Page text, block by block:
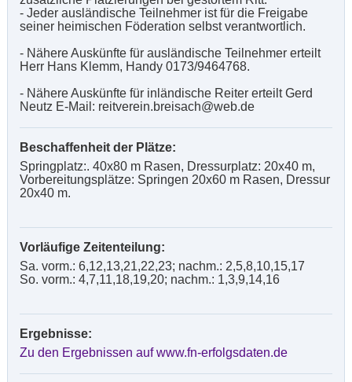
- Jeder ausländische Teilnehmer ist für die Freigabe
seiner heimischen Föderation selbst verantwortlich.
- Nähere Auskünfte für ausländische Teilnehmer erteilt
Herr Hans Klemm, Handy 0173/9464768.
- Nähere Auskünfte für inländische Reiter erteilt Gerd
Neutz E-Mail: reitverein.breisach@web.de
Beschaffenheit der Plätze:
Springplatz:. 40x80 m Rasen, Dressurplatz: 20x40 m,
Vorbereitungsplätze: Springen 20x60 m Rasen, Dressur
20x40 m.
Vorläufige Zeitenteilung:
Sa. vorm.: 6,12,13,21,22,23; nachm.: 2,5,8,10,15,17
So. vorm.: 4,7,11,18,19,20; nachm.: 1,3,9,14,16
Ergebnisse:
Zu den Ergebnissen auf www.fn-erfolgsdaten.de